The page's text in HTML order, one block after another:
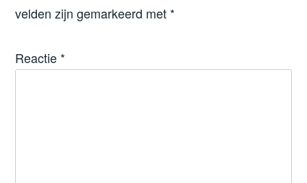
velden zijn gemarkeerd met *
Reactie *